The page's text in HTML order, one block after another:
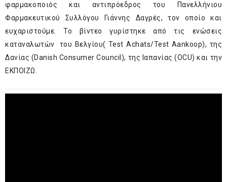
φαρμακοποιός και αντιπρόεδρος του Πανελλήνιου
Φαρμακευτικού Συλλόγου Γιάννης Δαγρές, τον οποίο και
ευχαριστούμε. Το βίντεο γυρίστηκε από τις ενώσεις
καταναλωτών του Βελγίου( Test Achats/Test Aankoop), της
Δανίας (Danish Consumer Council), της Ιαπανίας (OCU) και την
ΕΚΠΟΙΖΩ.